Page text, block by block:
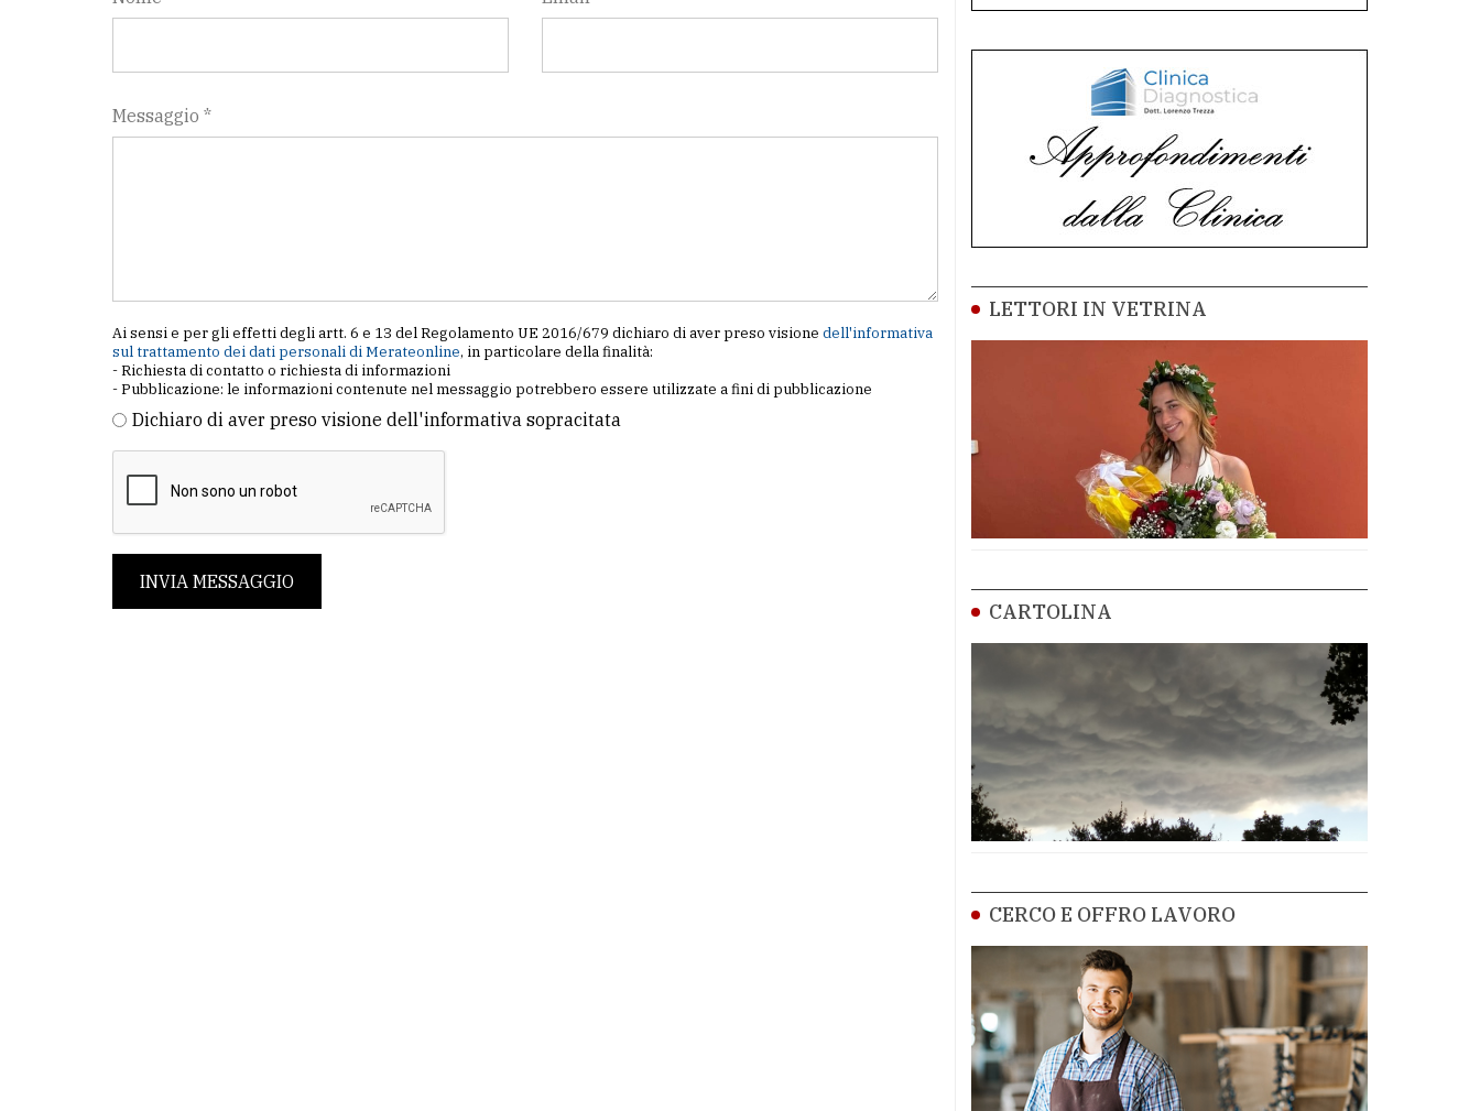
Messaggio *
Ai sensi e per gli effetti degli artt. 6 e 13 del Regolamento UE 2016/679 dichiaro di aver preso visione dell'informativa
sul trattamento dei dati personali di Merateonline, in particolare della finalità:
- Richiesta di contatto o richiesta di informazioni
- Pubblicazione: le informazioni contenute nel messaggio potrebbero essere utilizzate a fini di pubblicazione
Dichiaro di aver preso visione dell'informativa sopracitata
INVIA MESSAGGIO
LETTORI IN VETRINA
CARTOLINA
CERCO E OFFRO LAVORO